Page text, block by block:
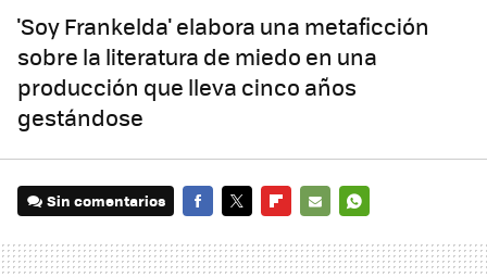
'Soy Frankelda' elabora una metaficción
sobre la literatura de miedo en una
producción que lleva cinco años
gestándose
Sin comentarios
MAIL